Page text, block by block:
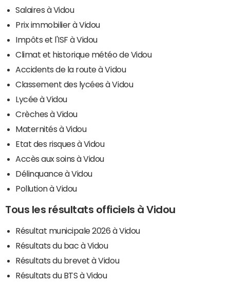
Salaires à Vidou
Prix immobilier à Vidou
Impôts et l'ISF à Vidou
Climat et historique météo de Vidou
Accidents de la route à Vidou
Classement des lycées à Vidou
Lycée à Vidou
Crèches à Vidou
Maternités à Vidou
Etat des risques à Vidou
Accès aux soins à Vidou
Délinquance à Vidou
Pollution à Vidou
Tous les résultats officiels à Vidou
Résultat municipale 2026 à Vidou
Résultats du bac à Vidou
Résultats du brevet à Vidou
Résultats du BTS à Vidou